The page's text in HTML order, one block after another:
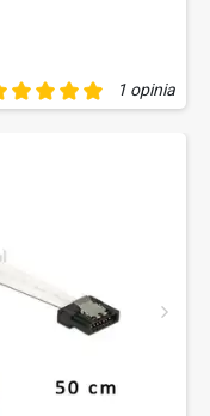
1 opinia